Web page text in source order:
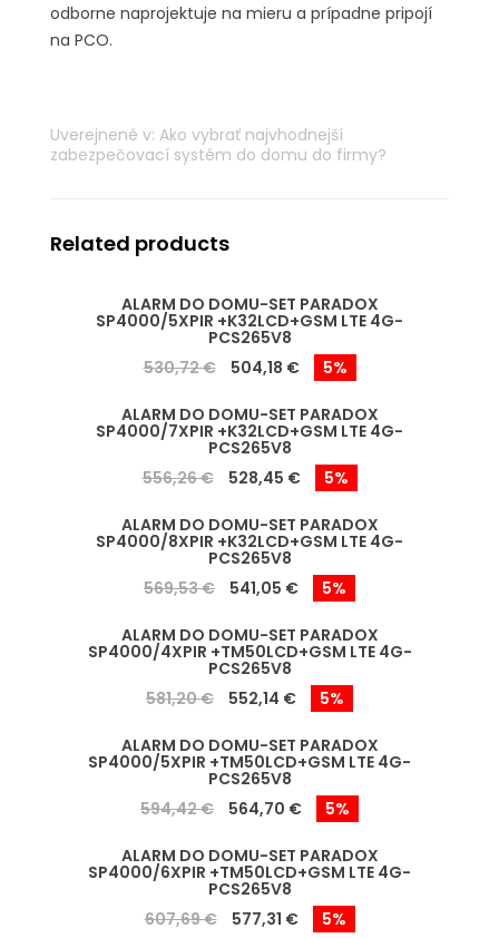
odborne naprojektuje na mieru a prípadne pripojí
na PCO.
Uverejnené v: Ako vybrať najvhodnejší
zabezpečovací systém do domu do firmy?
Related products
ALARM DO DOMU-SET PARADOX
SP4000/5XPIR +K32LCD+GSM LTE 4G-
PCS265V8
530,72 €
504,18 € 5%
ALARM DO DOMU-SET PARADOX
SP4000/7XPIR +K32LCD+GSM LTE 4G-
PCS265V8
556,26 €
528,45 € 5%
ALARM DO DOMU-SET PARADOX
SP4000/8XPIR +K32LCD+GSM LTE 4G-
PCS265V8
569,53 €
541,05 € 5%
ALARM DO DOMU-SET PARADOX
SP4000/4XPIR +TM50LCD+GSM LTE 4G-
PCS265V8
581,20 €
552,14 € 5%
ALARM DO DOMU-SET PARADOX
SP4000/5XPIR +TM50LCD+GSM LTE 4G-
PCS265V8
594,42 €
564,70 € 5%
ALARM DO DOMU-SET PARADOX
SP4000/6XPIR +TM50LCD+GSM LTE 4G-
PCS265V8
607,69 €
577,31 € 5%